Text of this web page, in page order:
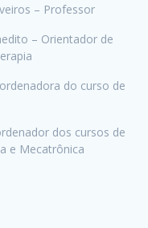
– Professor
– Orientador de
do curso de
dos cursos de
e Mecatrônica